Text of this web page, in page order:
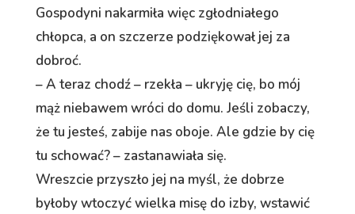
Gospodyni nakarmiła więc zgłodniałego
chłopca, a on szczerze podziękował jej za
dobroć.
– A teraz chodź – rzekła – ukryję cię, bo mój
mąż niebawem wróci do domu. Jeśli zobaczy,
że tu jesteś, zabije nas oboje. Ale gdzie by cię
tu schować? – zastanawiała się.
Wreszcie przyszło jej na myśl, że dobrze
byłoby wtoczyć wielka misę do izby, wstawić